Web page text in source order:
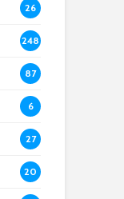
26
248
87
6
27
20